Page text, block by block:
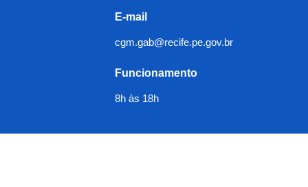
E-mail
cgm.gab@recife.pe.gov.br
Funcionamento
8h às 18h